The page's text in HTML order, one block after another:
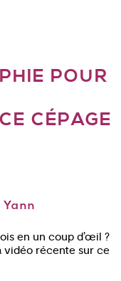
POUR
CÉPAGE
Yann
en un coup d’œil ?
vidéo récente sur ce